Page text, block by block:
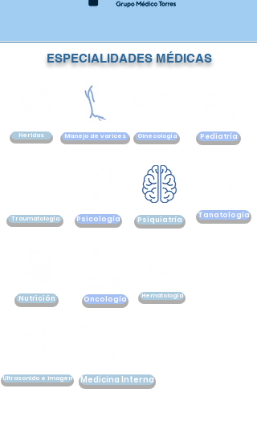
ESPECIALIDADES MÉDICAS
Heridas Manejo de varices Ginecología Pediatría
Traumatología Psicología Psiquiatría Tanatología
Nutrición Oncología Hematología
Ultrasonido e imagen Medicina Interna